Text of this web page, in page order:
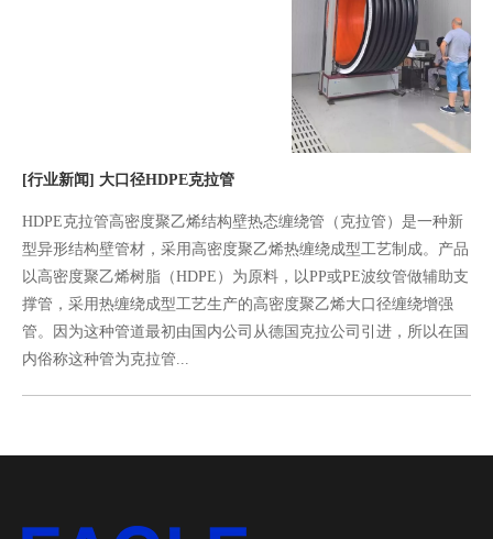
[行业新闻] 大口径HDPE克拉管
HDPE克拉管高密度聚乙烯结构壁热态缠绕管（克拉管）是一种新
型异形结构壁管材，采用高密度聚乙烯热缠绕成型工艺制成。产品
以高密度聚乙烯树脂（HDPE）为原料，以PP或PE波纹管做辅助支
撑管，采用热缠绕成型工艺生产的高密度聚乙烯大口径缠绕增强
管。因为这种管道最初由国内公司从德国克拉公司引进，所以在国
内俗称这种管为克拉管...